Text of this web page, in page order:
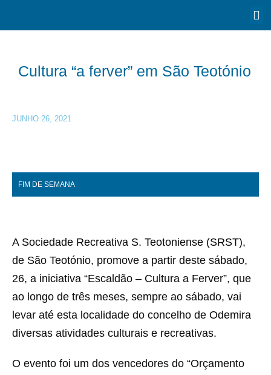
Cultura “a ferver” em São Teotónio
JUNHO 26, 2021
FIM DE SEMANA
A Sociedade Recreativa S. Teotoniense (SRST),
de São Teotónio, promove a partir deste sábado,
26, a iniciativa “Escaldão – Cultura a Ferver”, que
ao longo de três meses, sempre ao sábado, vai
levar até esta localidade do concelho de Odemira
diversas atividades culturais e recreativas.
O evento foi um dos vencedores do “Orçamento